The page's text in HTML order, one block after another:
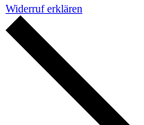
Widerruf erklären